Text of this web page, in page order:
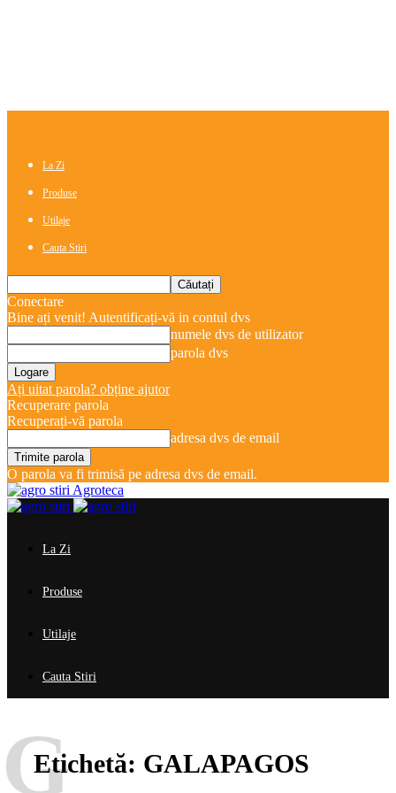
La Zi
Produse
Utilaje
Cauta Stiri
Conectare
Bine ați venit! Autentificați-vă in contul dvs
numele dvs de utilizator
parola dvs
Ați uitat parola? obține ajutor
Recuperare parola
Recuperați-vă parola
adresa dvs de email
O parola va fi trimisă pe adresa dvs de email.
Agroteca
La Zi
Produse
Utilaje
Cauta Stiri
Etichetă: GALAPAGOS
G